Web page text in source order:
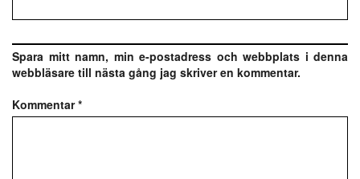
Spara mitt namn, min e-postadress och webbplats i denna
webbläsare till nästa gång jag skriver en kommentar.
Kommentar*